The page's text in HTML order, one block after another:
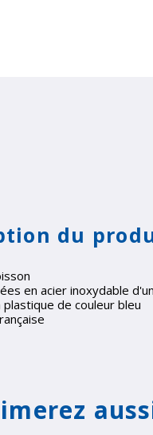
du
en acier inoxydable
plastique de couleur bleu